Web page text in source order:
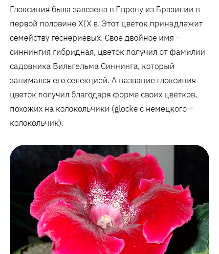
Глоксиния была завезена в Европу из Бразилии в
первой половине XIX в. Этот цветок принадлежит
семейству геснериевых. Свое двойное имя –
синнингия гибридная, цветок получил от фамилии
садовника Вильгельма Синнинга, который
занимался его селекцией. А название глоксиния
цветок получил благодаря форме своих цветков,
похожих на колокольчики (glocke с немецкого –
колокольчик).